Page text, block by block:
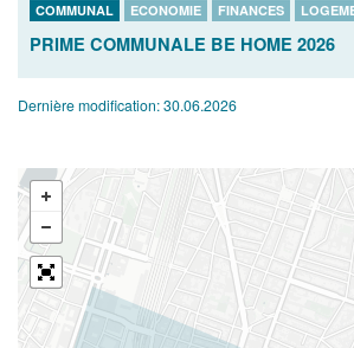
COMMUNAL ECONOMIE FINANCES
PRIME COMMUNALE BE HOME 2026
Dernière modification:30.06.2026